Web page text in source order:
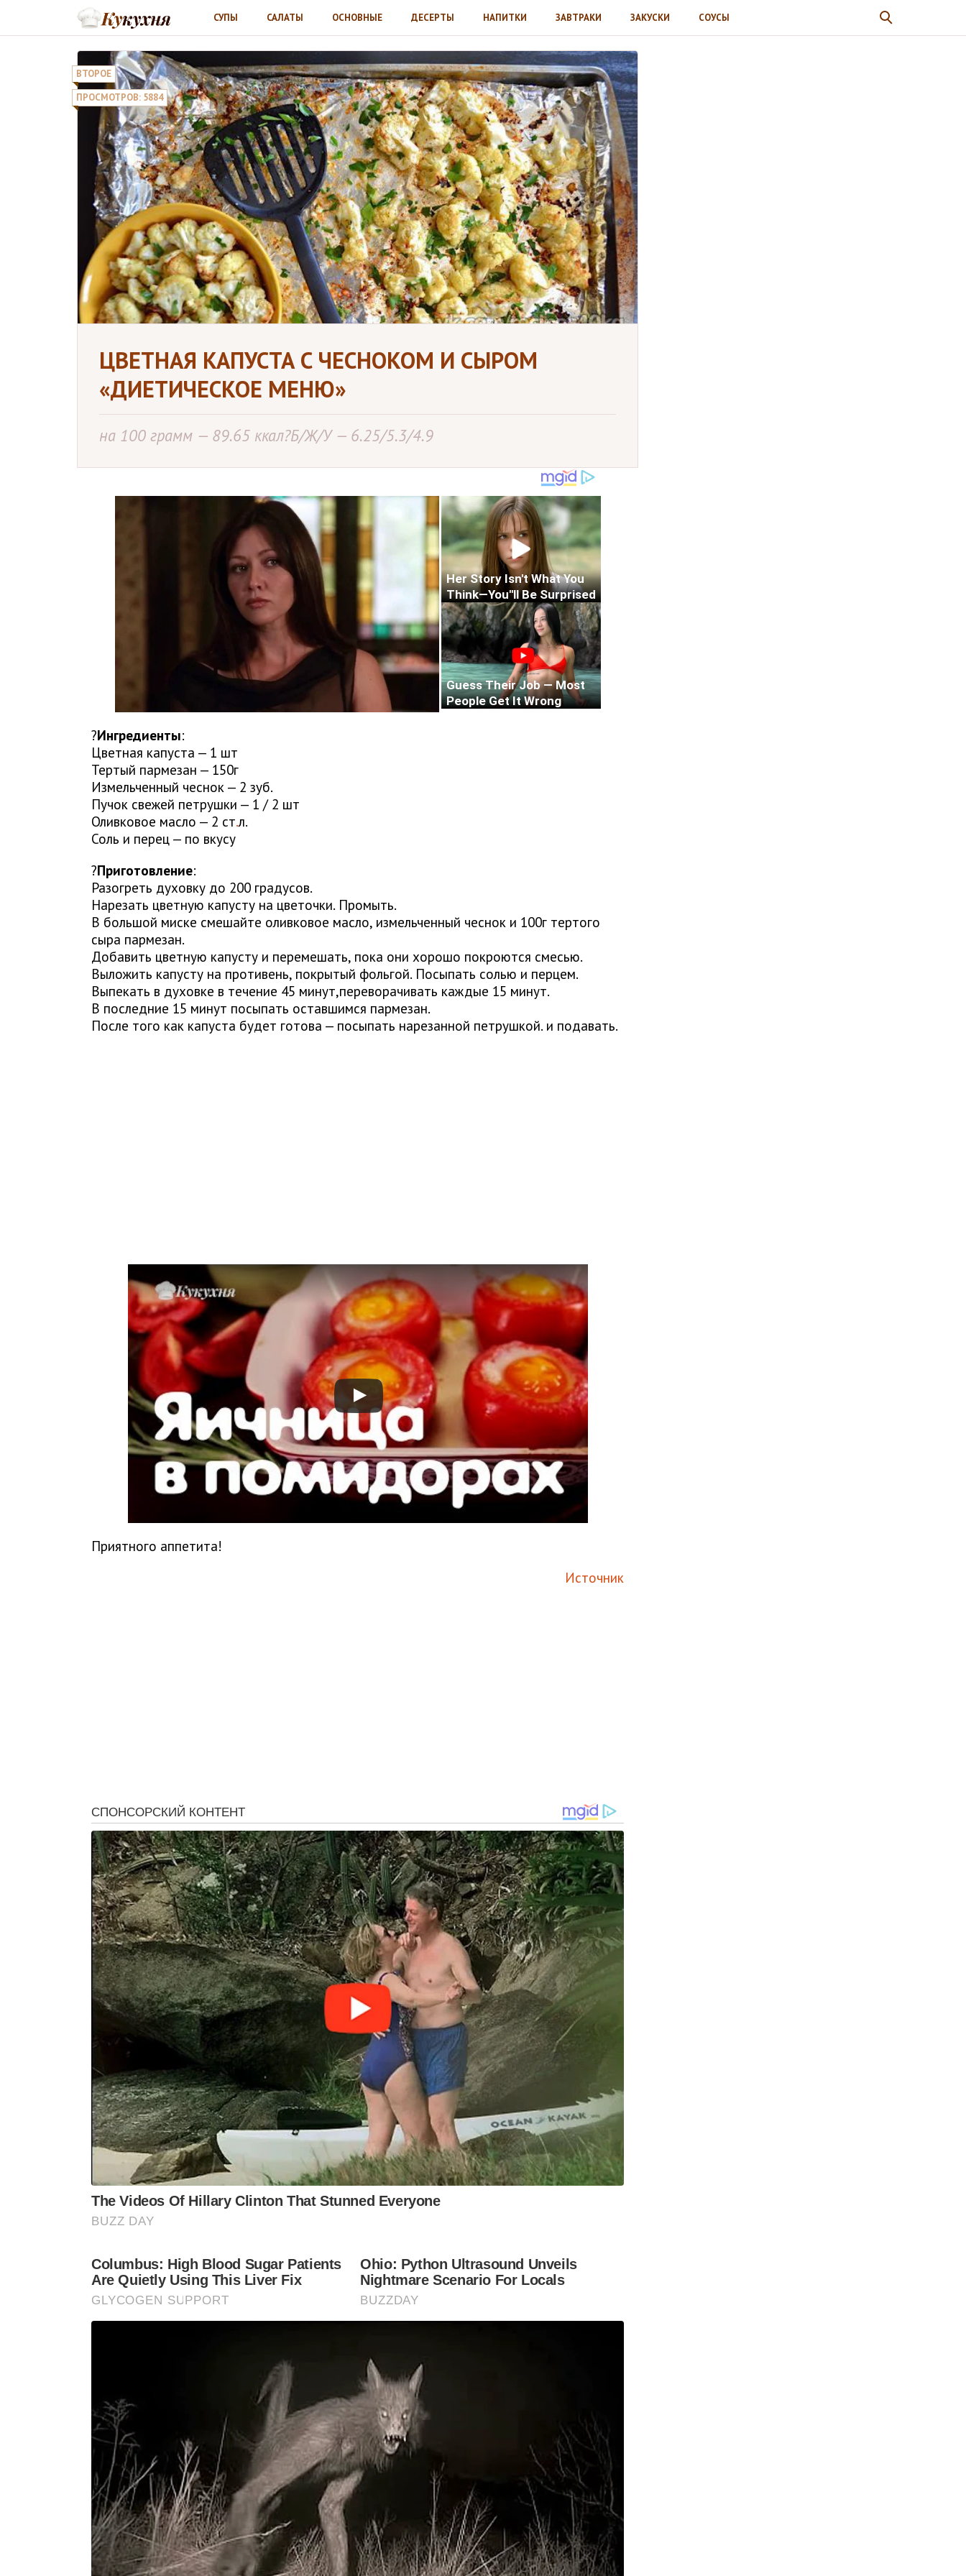
СУПЫ САЛАТЫ ОСНОВНЫЕ ДЕСЕРТЫ НАПИТКИ ЗАВТРАКИ ЗАКУСКИ СОУСЫ
ВТОРОЕ
ПРОСМОТРОВ: 5884
ЦВЕТНАЯ КАПУСТА С ЧЕСНОКОМ И СЫРОМ
«ДИЕТИЧЕСКОЕ МЕНЮ»
на 100 грамм — 89.65 ккал?Б/Ж/У — 6.25/5.3/4.9
?Ингредиенты:
Цветная капуста — 1 шт
Тертый пармезан — 150г
Измельченный чеснок — 2 зуб.
Пучок свежей петрушки — 1 / 2 шт
Оливковое масло — 2 ст.л.
Соль и перец — по вкусу
?Приготовление:
Разогреть духовку до 200 градусов.
Нарезать цветную капусту на цветочки. Промыть.
В большой миске смешайте оливковое масло, измельченный чеснок и 100г тертого
сыра пармезан.
Добавить цветную капусту и перемешать, пока они хорошо покроются смесью.
Выложить капусту на противень, покрытый фольгой. Посыпать солью и перцем.
Выпекать в духовке в течение 45 минут,переворачивать каждые 15 минут.
В последние 15 минут посыпать оставшимся пармезан.
После того как капуста будет готова — посыпать нарезанной петрушкой. и подавать.
Приятного аппетита!
Источник